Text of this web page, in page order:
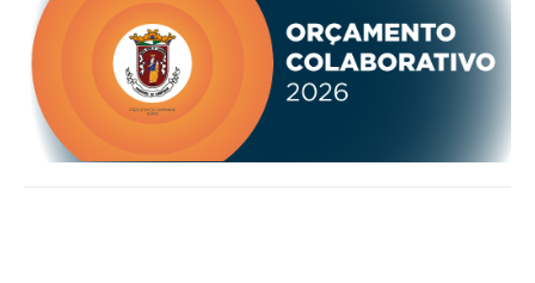
O GABINETE
APOIO AOS DESEMPREGADOS
APOIO ÀS EMPRESAS
OFERTAS DE EMPREGO
CONTACTO E HORÁRIO GIP